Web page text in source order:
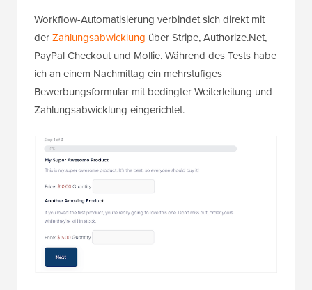
Workflow-Automatisierung verbindet sich direkt mit
derZahlungsabwicklung über Stripe, Authorize.Net,
PayPal Checkout und Mollie. Während des Tests habe
ich an einem Nachmittag ein mehrstufiges
Bewerbungsformular mit bedingter Weiterleitung und
Zahlungsabwicklung eingerichtet.